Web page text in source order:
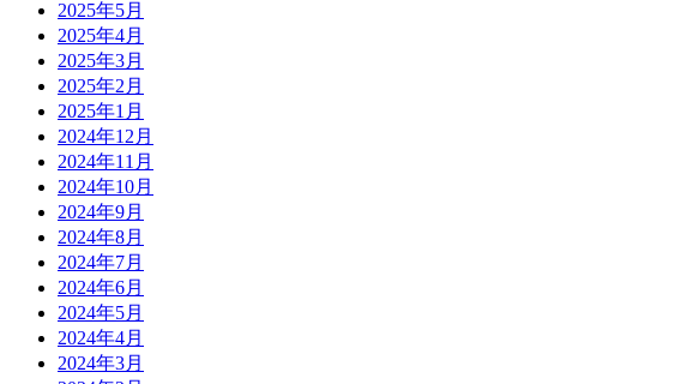
2025年5月
2025年4月
2025年3月
2025年2月
2025年1月
2024年12月
2024年11月
2024年10月
2024年9月
2024年8月
2024年7月
2024年6月
2024年5月
2024年4月
2024年3月